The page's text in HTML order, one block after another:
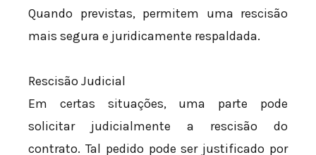
Quando previstas, permitem uma rescisão
mais segura e juridicamente respaldada.
Rescisão Judicial
Em certas situações, uma parte pode
solicitar judicialmente a rescisão do
contrato. Tal pedido pode ser justificado por